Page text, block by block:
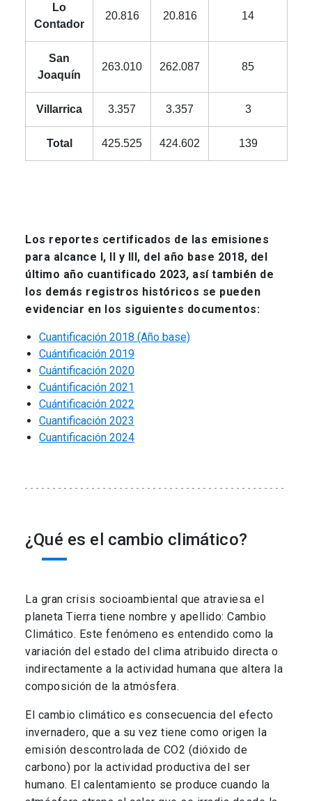
Lo
Contador
20.816 20.816 14
San
Joaquín
263.010 262.087 85
Villarrica 3.357 3.357 3
Total 425.525 424.602 139
Los reportes certificados de las emisiones
para alcance I, II y III, del año base 2018, del
último año cuantificado 2023, así también de
los demás registros históricos se pueden
evidenciar en los siguientes documentos:
Cuantificación 2018 (Año base)
Cuántificación 2019
Cuántificación 2020
Cuántificación 2021
Cuántificación 2022
Cuantificación 2023
Cuantificación 2024
¿Qué es el cambio climático?
La gran crisis socioambiental que atraviesa el
planeta Tierra tiene nombre y apellido: Cambio
Climático. Este fenómeno es entendido como la
variación del estado del clima atribuido directa o
indirectamente a la actividad humana que altera la
composición de la atmósfera.
El cambio climático es consecuencia del efecto
invernadero, que a su vez tiene como origen la
emisión descontrolada de CO2 (dióxido de
carbono) por la actividad productiva del ser
humano. El calentamiento se produce cuando la